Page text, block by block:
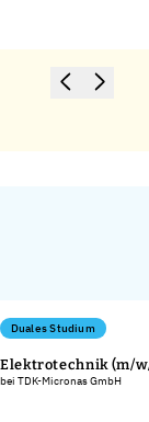
Duales Studium
Elektrotechnik (m/
bei TDK-Micronas GmbH